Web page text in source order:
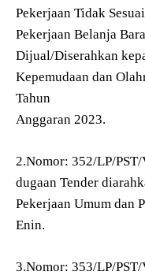
Pekerjaan Tidak
Pekerjaan Belanja
Dijual/Diserahkan
Kepemudaan dan
Tahun
Anggaran 2023.
2.Nomor: 352/LP/
dugaan Tender
Pekerjaan Umum dan
Enin.
3.Nomor: 353/LP/